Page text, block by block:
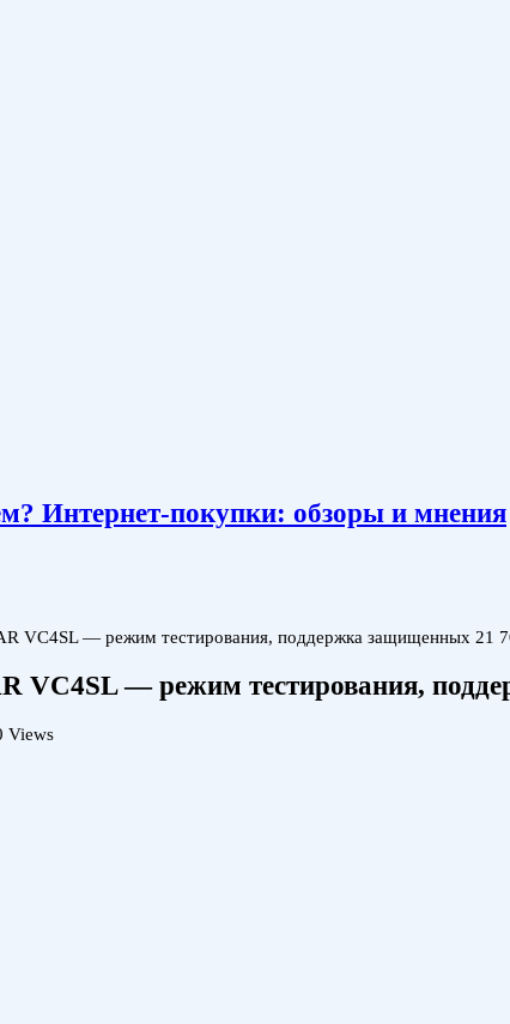
Интернет-покупки: обзоры и мнения
VC4SL — режим тестирования, поддержка защищенных 21
VC4SL — режим тестирования,
Views